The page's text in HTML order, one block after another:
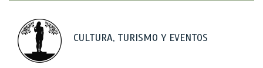
CULTURA, TURISMO Y EVENTOS